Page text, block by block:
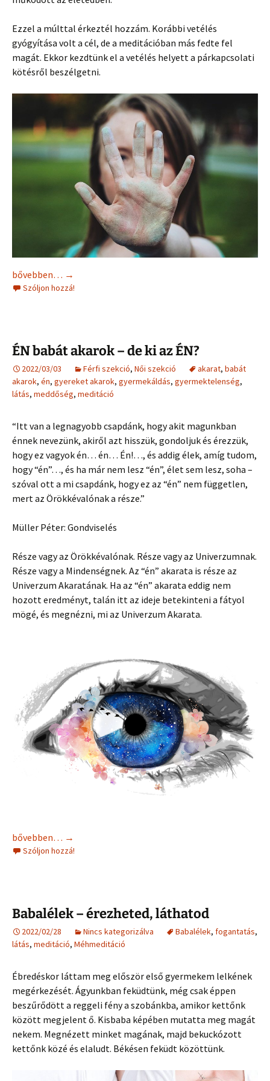
Ezzel a múlttal érkeztél hozzám. Korábbi vetélés
gyógyítása volt a cél, de a meditációban más fedte fel
magát. Ekkor kezdtünk el a vetélés helyett a párkapcsolati
kötésről beszélgetni.
Ikerláng meditáció, párkapcsolati meditáció
bővebben… →
Szóljon hozzá!
ÉN babát akarok – de ki az ÉN?
2022/03/03 Férfi szekció, Női szekció akarat, babát
akarok, én, gyereket akarok, gyermekáldás, gyermektelenség,
látás, meddőség, meditáció
“Itt van a legnagyobb csapdánk, hogy akit magunkban
énnek nevezünk, akiről azt hisszük, gondoljuk és érezzük,
hogy ez vagyok én… én… Én!…, és addig élek, amíg tudom,
hogy “én”…, és ha már nem lesz “én”, élet sem lesz, soha –
szóval ott a mi csapdánk, hogy ez az “én” nem független,
mert az Örökkévalónak a része.”
Müller Péter: Gondviselés
Része vagy az Örökkévalónak. Része vagy az Univerzumnak.
Része vagy a Mindenségnek. Az “én” akarata is része az
Univerzum Akaratának. Ha az “én” akarata eddig nem
hozott eredményt, talán itt az ideje betekinteni a fátyol
mögé, és megnézni, mi az Univerzum Akarata.
ÉN babát akarok – de ki az ÉN?
bővebben… →
Szóljon hozzá!
Babalélek – érezheted, láthatod
2022/02/28 Nincs kategorizálva Babalélek, fogantatás,
látás, meditáció, Méhmeditáció
Ébredéskor láttam meg először első gyermekem lelkének
megérkezését. Ágyunkban feküdtünk, még csak éppen
beszűrődött a reggeli fény a szobánkba, amikor kettőnk
között megjelent ő. Kisbaba képében mutatta meg magát
nekem. Megnézett minket magának, majd bekuckózott
kettőnk közé és elaludt. Békésen feküdt közöttünk.